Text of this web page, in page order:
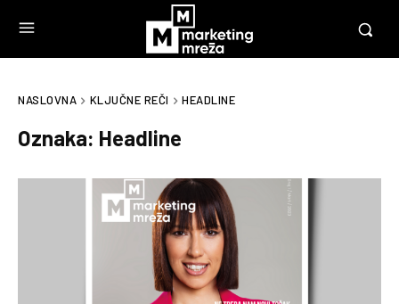
NASLOVNA KLJUČNE REČI HEADLINE
Oznaka: Headline